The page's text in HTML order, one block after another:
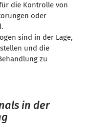
die Kontrolle von
oder
sind in der Lage,
und die
zu
in der